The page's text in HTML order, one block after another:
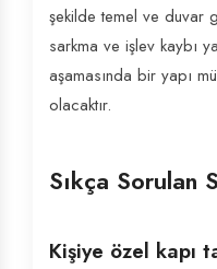
şekilde temel ve duvar
sarkma ve işlev kaybı
aşamasında bir yapı
olacaktır.
Sıkça Sorulan
Kişiye özel kapı